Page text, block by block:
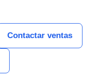
Contactar ventas